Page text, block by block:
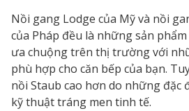
Nồi gang Lodge của Mỹ và nồi
của Pháp đều là những sản
ưa chuộng trên thị trường với
phù hợp cho căn bếp của bạn.
nồi Staub cao hơn do những đặc
kỹ thuật tráng men tinh tế.